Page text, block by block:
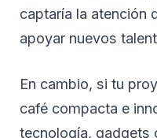
captaría la atención
apoyar nuevos
En cambio, si tu
café compacta e
tecnología, gadgets